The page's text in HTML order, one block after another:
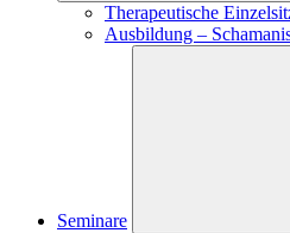
Therapeutische
Ausbildung –
Seminare